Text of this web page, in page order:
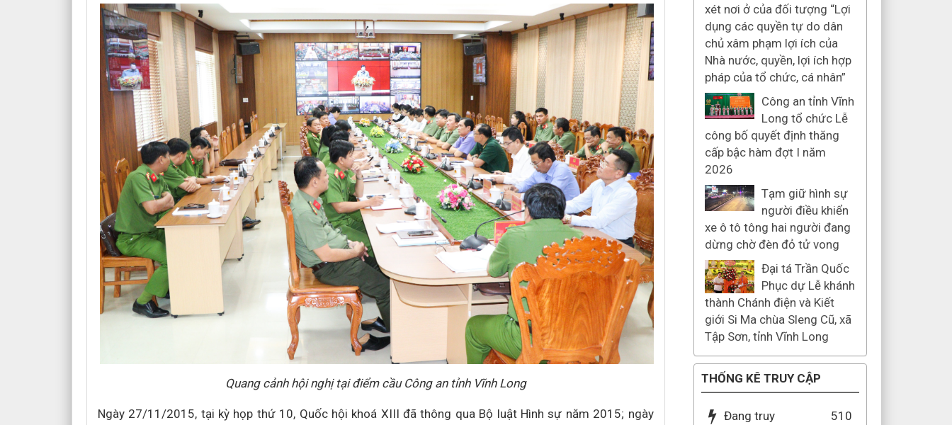
Quang cảnh hội nghị tại điểm cầu Công an tỉnh Vĩnh Long
Ngày 27/11/2015, tại kỳ họp thứ 10, Quốc hội khoá XIII đã thông qua Bộ luật Hình sự năm 2015; ngày
xét nơi ở của đối tượng “Lợi
dụng các quyền tự do dân
chủ xâm phạm lợi ích của
Nhà nước, quyền, lợi ích hợp
pháp của tổ chức, cá nhân”
Công an tỉnh Vĩnh
Long tổ chức Lễ
công bố quyết định thăng
cấp bậc hàm đợt I năm
2026
Tạm giữ hình sự
người điều khiển
xe ô tô tông hai người đang
dừng chờ đèn đỏ tử vong
Đại tá Trần Quốc
Phục dự Lễ khánh
thành Chánh điện và Kiết
giới Si Ma chùa Sleng Cũ, xã
Tập Sơn, tỉnh Vĩnh Long
THỐNG KÊ TRUY CẬP
Đang truy
510